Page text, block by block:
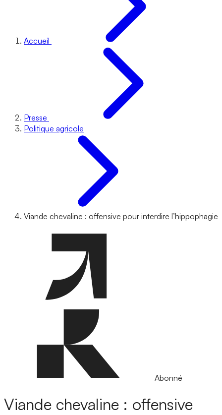
Accueil
Presse
Politique agricole
Viande chevaline : offensive pour interdire l’hippophagie
Abonné
Viande chevaline : offensive